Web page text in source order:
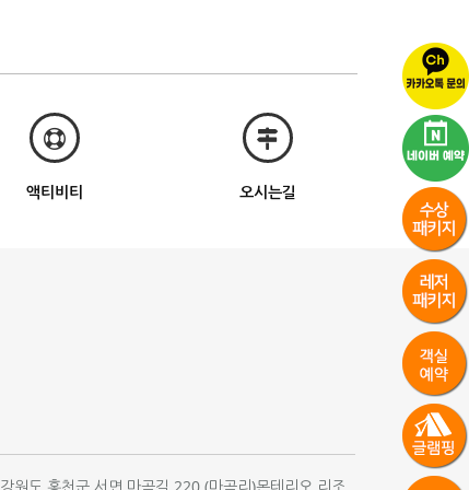
액티비티 오시는길